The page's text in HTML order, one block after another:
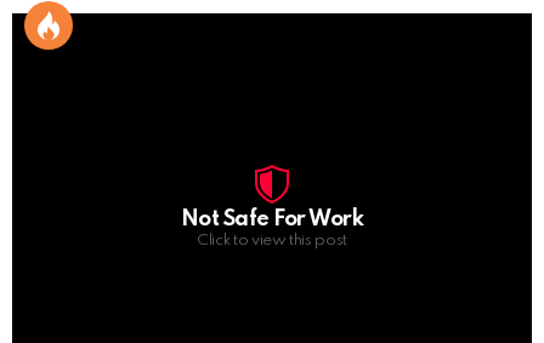
Not Safe For Work
Click to view this post